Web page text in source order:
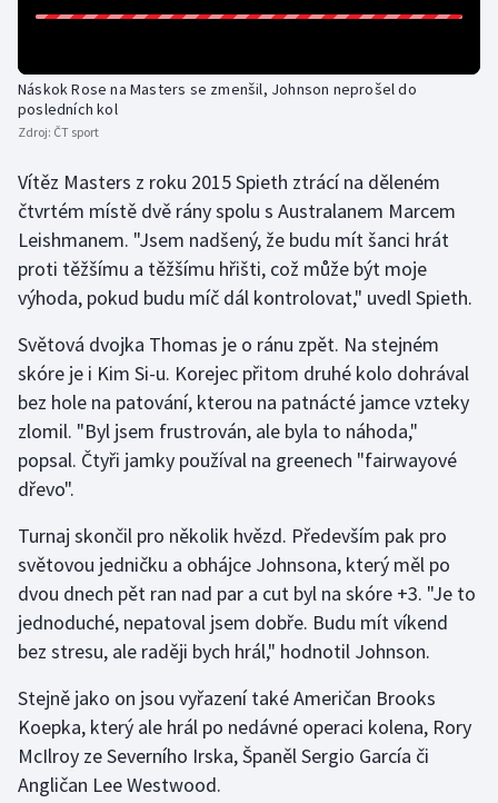
Olympijské hry
Plavání
Plážový volejbal
Ragby
Rychlobruslení
Rychlostní kanoistika
Short track
Sportovní střelba
Stolní tenis
Triatlon
Veslování
Vodní slalom
Volejbal
Náskok Rose na Masters se zmenšil, Johnson neprošel do
posledních kol
Zdroj: ČT sport
Vítěz Masters z roku 2015 Spieth ztrácí na děleném
čtvrtém místě dvě rány spolu s Australanem Marcem
Leishmanem. "Jsem nadšený, že budu mít šanci hrát
proti těžšímu a těžšímu hřišti, což může být moje
výhoda, pokud budu míč dál kontrolovat," uvedl Spieth.
Světová dvojka Thomas je o ránu zpět. Na stejném
skóre je i Kim Si-u. Korejec přitom druhé kolo dohrával
bez hole na patování, kterou na patnácté jamce vzteky
zlomil. "Byl jsem frustrován, ale byla to náhoda,"
popsal. Čtyři jamky používal na greenech "fairwayové
dřevo".
Turnaj skončil pro několik hvězd. Především pak pro
světovou jedničku a obhájce Johnsona, který měl po
dvou dnech pět ran nad par a cut byl na skóre +3. "Je to
jednoduché, nepatoval jsem dobře. Budu mít víkend
bez stresu, ale raději bych hrál," hodnotil Johnson.
Stejně jako on jsou vyřazení také Američan Brooks
Koepka, který ale hrál po nedávné operaci kolena, Rory
McIlroy ze Severního Irska, Španěl Sergio García či
Angličan Lee Westwood.